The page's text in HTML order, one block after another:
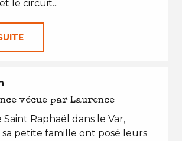
le circuit...
vécue par Laurence
Raphaël dans le Var,
petite famille ont posé leurs